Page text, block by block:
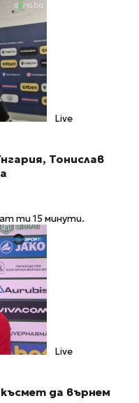
Live
Тонислав
ти 15 минути.
Live
да върнем